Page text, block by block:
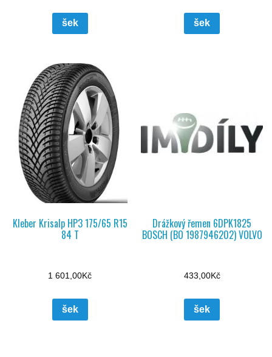
šek šek
Kleber Krisalp HP3 175/65 R15
84 T
1 601,00Kč
šek
Drážkový řemen 6DPK1825
BOSCH (BO 1987946202) VOLVO
433,00Kč
šek